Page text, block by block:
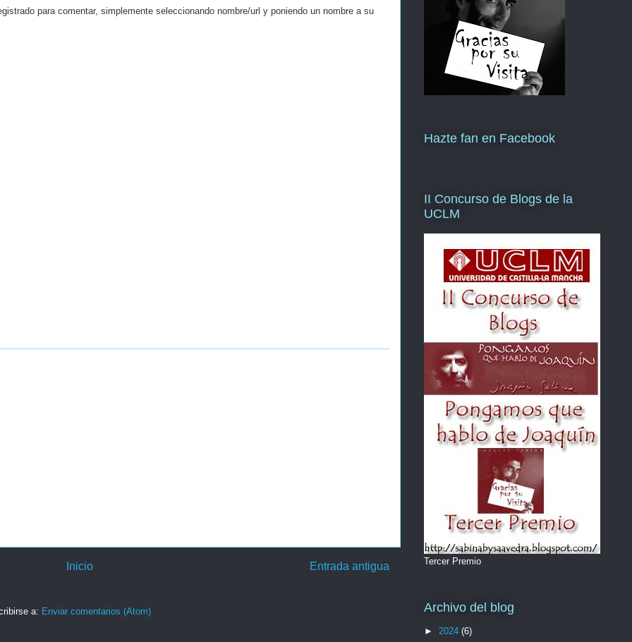
para comentar, simplemente seleccionando nombre/url y poniendo un nombre a su
Entrada antigua
Inicio
a: Enviar comentarios (Atom)
Hazte fan en Facebook
II Concurso de Blogs de la
UCLM
Tercer Premio
Archivo del blog
► 2024 (6)